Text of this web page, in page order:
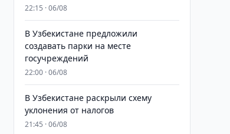
22:15 · 06/08
В Узбекистане предложили
создавать парки на месте
госучреждений
22:00 · 06/08
В Узбекистане раскрыли схему
уклонения от налогов
21:45 · 06/08